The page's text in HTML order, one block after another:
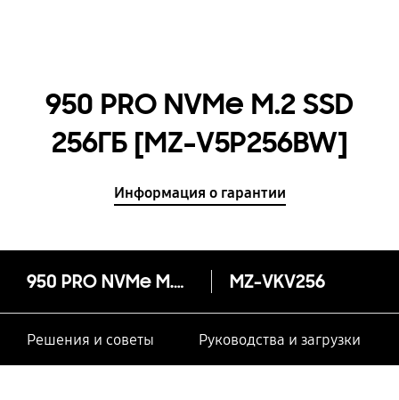
950 PRO NVMe M.2 SSD
256ГБ [MZ-V5P256BW]
Информация о гарантии
950 PRO NVMe M.2 SSD 256ГБ MZ-VKV256
Решения и советы Руководства и загрузки